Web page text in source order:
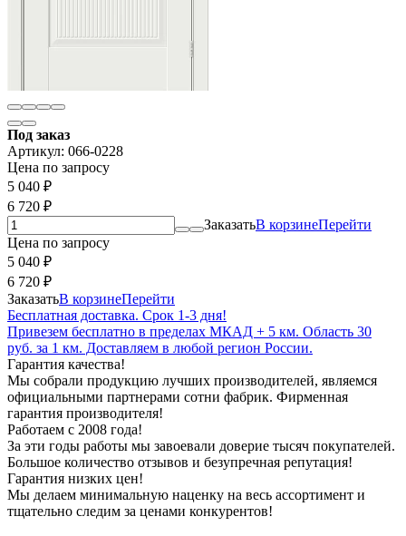
Под заказ
Артикул: 066-0228
Цена по запросу
5 040 ₽
6 720 ₽
ЗаказатьВ корзинеПерейти
Цена по запросу
5 040 ₽
6 720 ₽
ЗаказатьВ корзинеПерейти
Бесплатная доставка. Срок 1-3 дня!
Привезем бесплатно в пределах МКАД + 5 км. Область 30
руб. за 1 км. Доставляем в любой регион России.
Гарантия качества!
Мы собрали продукцию лучших производителей, являемся
официальными партнерами сотни фабрик. Фирменная
гарантия производителя!
Работаем с 2008 года!
За эти годы работы мы завоевали доверие тысяч покупателей.
Большое количество отзывов и безупречная репутация!
Гарантия низких цен!
Мы делаем минимальную наценку на весь ассортимент и
тщательно следим за ценами конкурентов!